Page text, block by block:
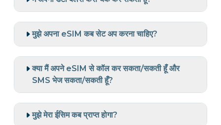
मुझे अपना eSIM कब सेट अप करना चाहिए?
क्या मैं अपने eSIM से कॉल कर सकता/सकती हूँ और
SMS भेज सकता/सकती हूँ?
मुझे मेरा ईसिम कब प्राप्त होगा?